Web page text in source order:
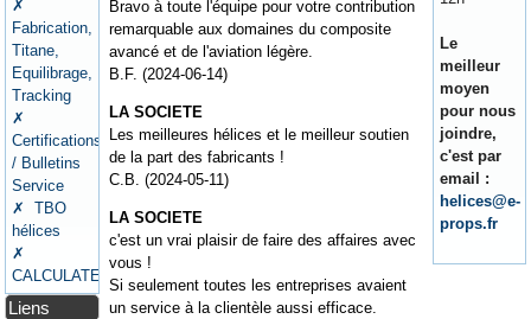
✗
Fabrication,
Titane,
Equilibrage,
Tracking
✗
Certifications
/ Bulletins
Service
✗ TBO
hélices
✗
CALCULATEURS
Liens
Bravo à toute l'équipe pour votre contribution
remarquable aux domaines du composite
avancé et de l'aviation légère.
B.F. (2024-06-14)
LA SOCIETE
Les meilleures hélices et le meilleur soutien
de la part des fabricants !
C.B. (2024-05-11)
LA SOCIETE
c'est un vrai plaisir de faire des affaires avec
vous !
Si seulement toutes les entreprises avaient
un service à la clientèle aussi efficace.
Le
meilleur
moyen
pour nous
joindre,
c'est par
email :
helices@e-
props.fr